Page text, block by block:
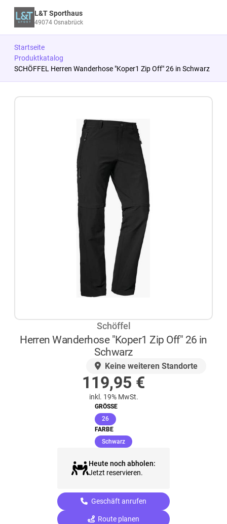
L&T Sporthaus
49074 Osnabrück
Startseite
Produktkatalog
SCHÖFFEL Herren Wanderhose "Koper1 Zip Off" 26 in Schwarz
Schöffel
Herren Wanderhose "Koper1 Zip Off" 26 in
Schwarz
Keine weiteren Standorte
119,95 €
inkl. 19% MwSt.
GRÖSSE
26(ausgewählt)
FARBE
Schwarz(ausgewählt)
Heute noch abholen:
Jetzt reservieren.
Geschäft anrufen
Route planen